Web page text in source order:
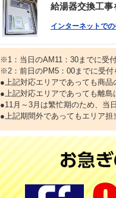
給湯器交換工事
インターネットで
※1：当日のAM11：30までに受
※2：前日のPM5：00までに受付
●上記対応エリアであっても商品
●上記対応エリアであっても離島
●11月～3月は繁忙期のため、当
●上記期間外であってもエリア担